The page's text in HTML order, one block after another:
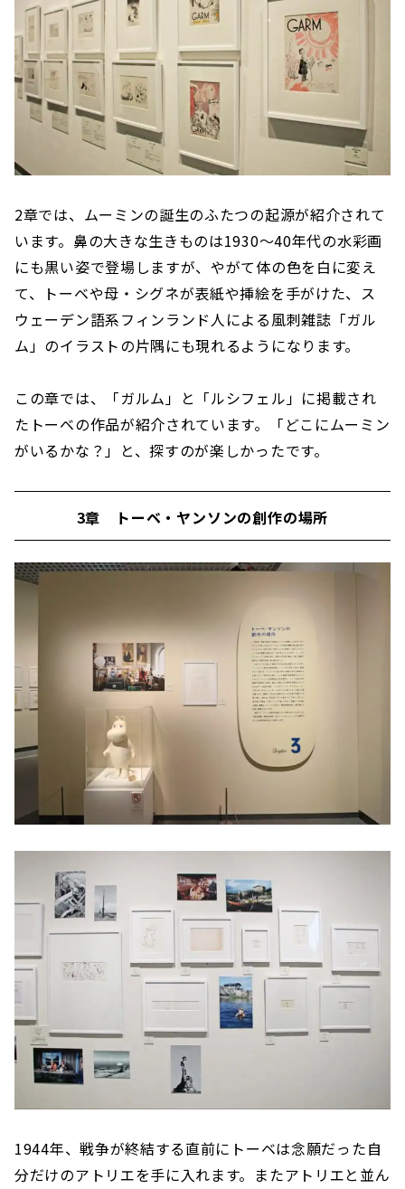
2章では、ムーミンの誕生のふたつの起源が紹介されて
います。鼻の大きな生きものは1930〜40年代の水彩画
にも黒い姿で登場しますが、やがて体の色を白に変え
て、トーベや母・シグネが表紙や挿絵を手がけた、ス
ウェーデン語系フィンランド人による風刺雑誌「ガル
ム」のイラストの片隅にも現れるようになります。
この章では、「ガルム」と「ルシフェル」に掲載され
たトーベの作品が紹介されています。「どこにムーミン
がいるかな？」と、探すのが楽しかったです。
3章 トーベ・ヤンソンの創作の場所
1944年、戦争が終結する直前にトーベは念願だった自
分だけのアトリエを手に入れます。またアトリエと並ん